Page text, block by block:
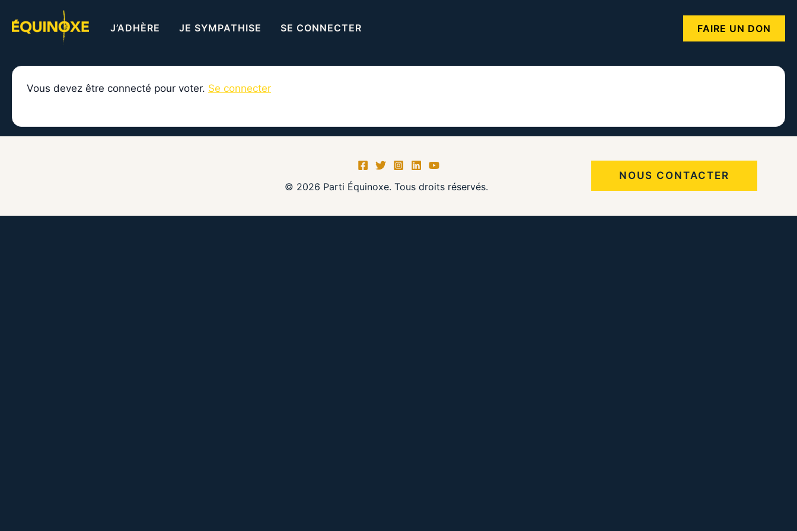
J’ADHÈRE JE SYMPATHISE SE CONNECTER FAIRE UN DON
Vous devez être connecté pour voter. Se connecter
© 2026 Parti Équinoxe. Tous droits réservés.
NOUS CONTACTER